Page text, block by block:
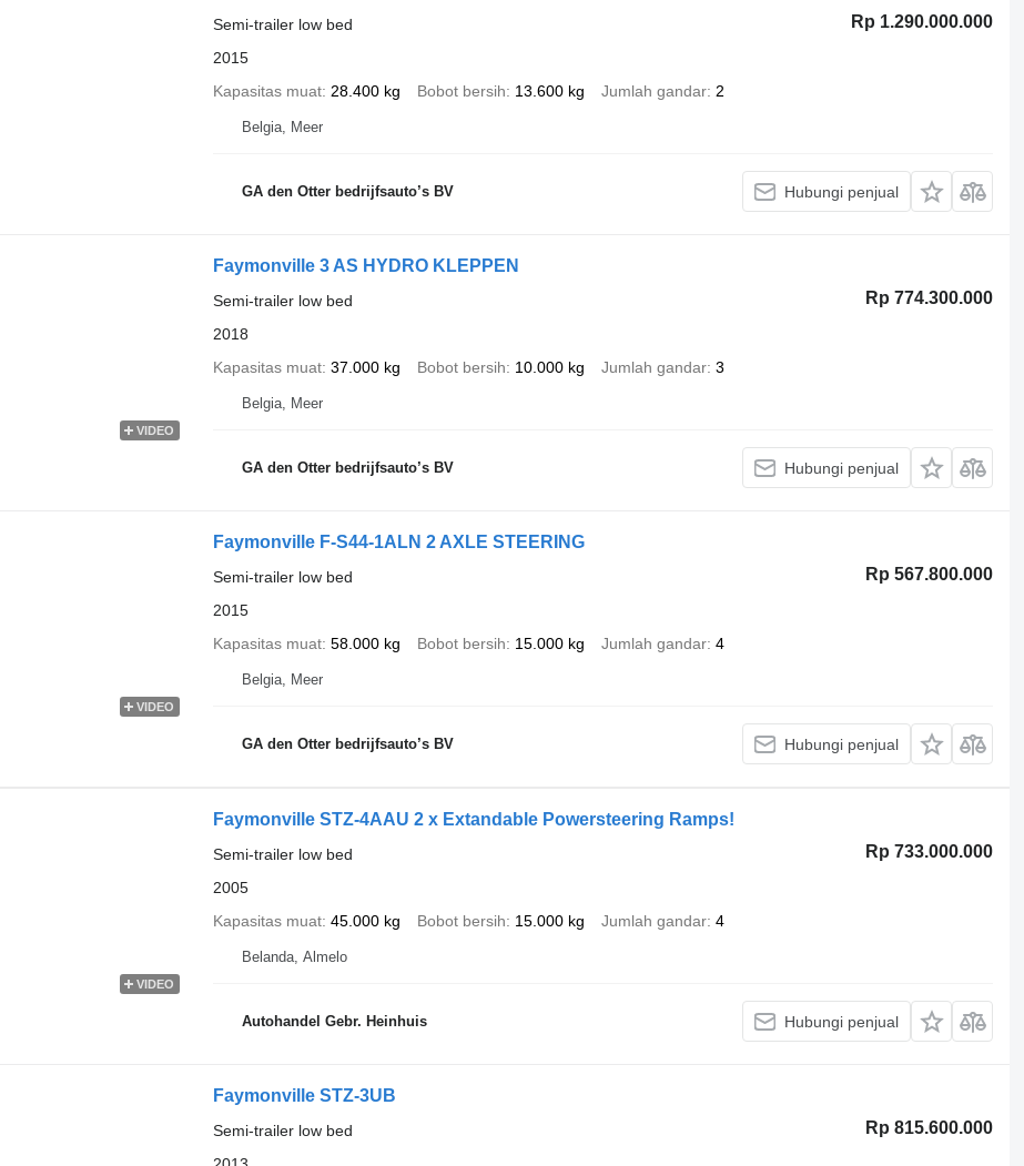
Rp 1.290.000.000
Semi-trailer low bed
2015
Kapasitas muat 28.400 kg Bobot bersih 13.600 kg Jumlah gandar 2
Belgia, Meer
GA den Otter bedrijfsauto’s BV Hubungi penjual
VIDEO
Faymonville 3 AS HYDRO KLEPPEN
Rp 774.300.000
Semi-trailer low bed
2018
Kapasitas muat 37.000 kg Bobot bersih 10.000 kg Jumlah gandar 3
Belgia, Meer
GA den Otter bedrijfsauto’s BV Hubungi penjual
VIDEO
Faymonville F-S44-1ALN 2 AXLE STEERING
Rp 567.800.000
Semi-trailer low bed
2015
Kapasitas muat 58.000 kg Bobot bersih 15.000 kg Jumlah gandar 4
Belgia, Meer
GA den Otter bedrijfsauto’s BV Hubungi penjual
VIDEO
Faymonville STZ-4AAU 2 x Extandable Powersteering Ramps!
Rp 733.000.000
Semi-trailer low bed
2005
Kapasitas muat 45.000 kg Bobot bersih 15.000 kg Jumlah gandar 4
Belanda, Almelo
Autohandel Gebr. Heinhuis Hubungi penjual
Faymonville STZ-3UB
Rp 815.600.000
Semi-trailer low bed